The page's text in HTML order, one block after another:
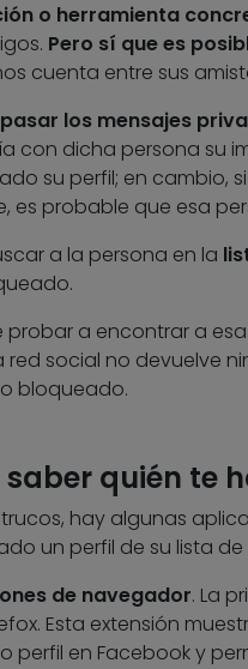
o herramienta
Pero sí que es
cuenta entre sus
los mensajes
con dicha persona su
su perfil; en cambio,
es probable que esa
a la persona en la
probar a encontrar a
red social no devuelve
bloqueado.
quién te
hay algunas
un perfil de su lista
de navegador. La
Esta extensión
perfil en Facebook y